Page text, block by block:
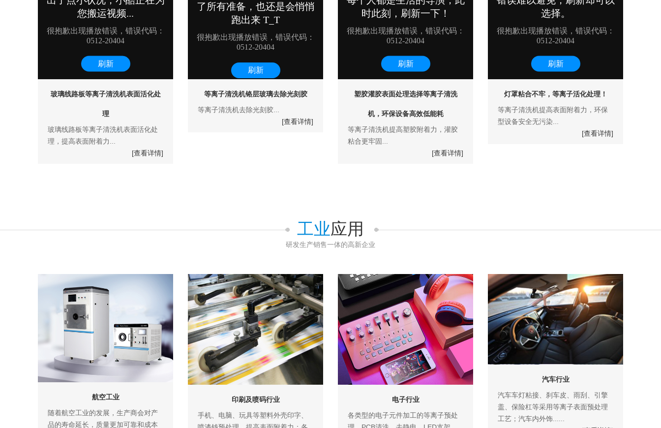
玻璃线路板等离子清洗机表面活化处
理
玻璃线路板等离子清洗机表面活化处
理，提高表面附着力...
[查看详情]
等离子清洗机铬层玻璃去除光刻胶
等离子清洗机去除光刻胶...
[查看详情]
塑胶灌胶表面处理选择等离子清洗
机，环保设备高效低能耗
等离子清洗机提高塑胶附着力，灌胶
粘合更牢固...
[查看详情]
灯罩粘合不牢，等离子活化处理！
等离子清洗机提高表面附着力，环保
型设备安全无污染...
[查看详情]
工业应用
研发生产销售一体的高新企业
航空工业
随着航空工业的发展，生产商会对产
品的寿命延长，质量更加可靠和成本
印刷及喷码行业
手机、电脑、玩具等塑料外壳印字、
电子行业
各类型的电子元件加工的等离子预处
汽车行业
汽车车灯粘接、刹车皮、雨刮、引擎
盖、保险杠等采用等离子表面预处理
工艺；汽车内外饰......